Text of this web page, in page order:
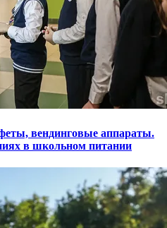
вендинговые аппараты.
в школьном питании